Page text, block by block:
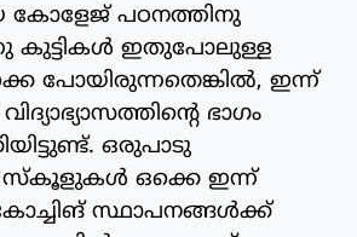
കോളേജ് പഠനത്തിനു
കുട്ടികൾ ഇതുപോലുള്ള
പോയിരുന്നതെങ്കിൽ, ഇന്ന്
ഭാഗം
ഒരുപാടു
ഒക്കെ ഇന്ന്
സ്ഥാപനങ്ങൾക്ക്